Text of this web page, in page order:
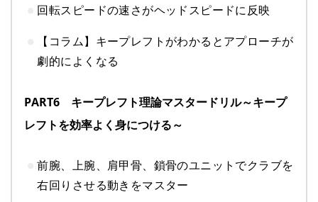
回転スピードの速さがヘッドスピードに反映
【コラム】キープレフトがわかるとアプローチが
劇的によくなる
PART6 キープレフト理論マスタードリル～キープ
レフトを効率よく身につける～
前腕、上腕、肩甲骨、鎖骨のユニットでクラブを
右回りさせる動きをマスター